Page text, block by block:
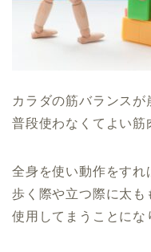
カラダの筋バランスが
普段使わなくてよい筋
全身を使い動作をすれ
歩く際や立つ際に太も
使用してまうことにな